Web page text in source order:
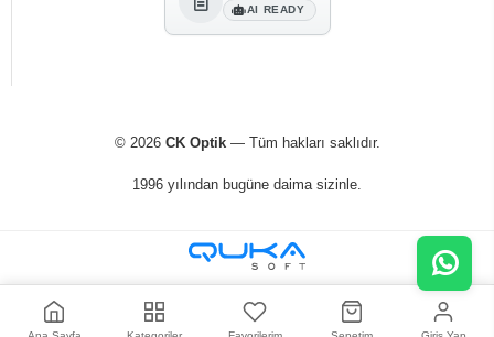
AI READY
© 2026 CK Optik— Tüm hakları saklıdır.
1996 yılından bugüne daima sizinle.